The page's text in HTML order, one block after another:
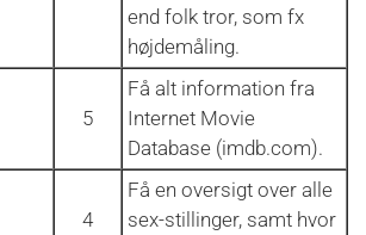
end folk tror, som fx
højdemåling.
5
Få alt information fra
Internet Movie
Database (imdb.com).
4
Få en oversigt over alle
sex-stillinger, samt hvor